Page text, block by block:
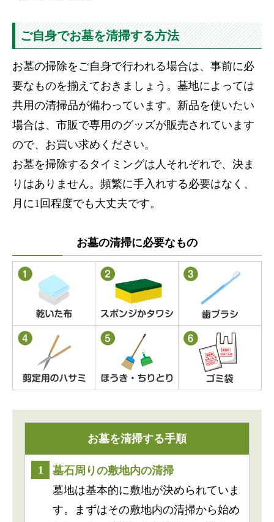
ご自身でお墓を清掃する方法
お墓の掃除をご自身で行われる場合は、事前に必
要なものを揃えておきましょう。墓地によっては
共用の清掃品が備わっています。新品を使いたい
場合は、市販で専用のグッズが販売されています
ので、お買い求めください。
お墓を掃除するタイミングは人それぞれで、決ま
りはありません。頻繁に手入れする必要はなく、
月に1回程度でも大丈夫です。
お墓の清掃に必要なもの
お墓を清掃する手順
1
墓石周りの敷地内の清掃
墓地は基本的に敷地が決められていま
す。まずはその敷地内の清掃から始め